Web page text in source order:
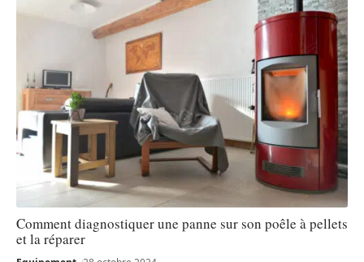
Comment diagnostiquer une panne sur son poêle à pellets
et la réparer